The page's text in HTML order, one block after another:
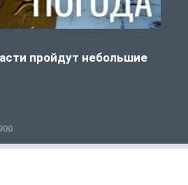
пройдут небольшие